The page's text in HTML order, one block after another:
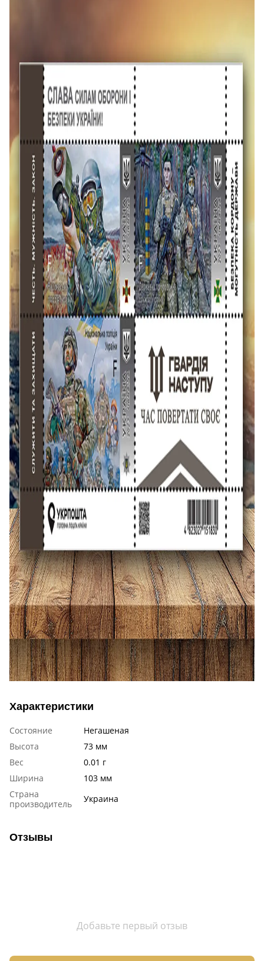
Характеристики
Состояние
Негашеная
Высота
73 мм
Вес
0.01 г
Ширина
103 мм
Страна
производитель
Украина
Отзывы
Добавьте первый отзыв